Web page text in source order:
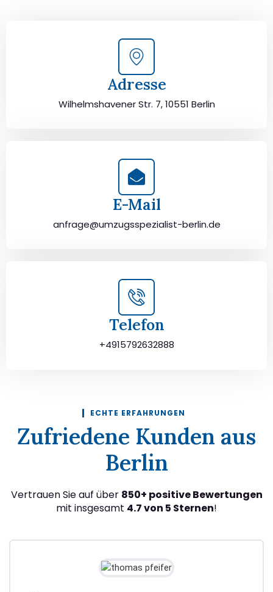
Adresse
Wilhelmshavener Str. 7, 10551 Berlin
E-Mail
anfrage@umzugsspezialist-berlin.de
Telefon
+4915792632888
ECHTE ERFAHRUNGEN
Zufriedene Kunden aus
Berlin
Vertrauen Sie auf über 850+ positive Bewertungen
mit insgesamt 4.7 von 5 Sternen!